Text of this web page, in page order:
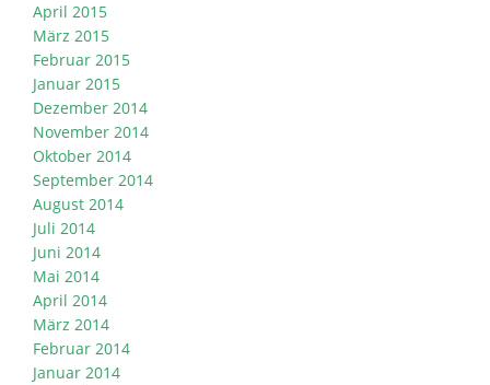
April 2015
März 2015
Februar 2015
Januar 2015
Dezember 2014
November 2014
Oktober 2014
September 2014
August 2014
Juli 2014
Juni 2014
Mai 2014
April 2014
März 2014
Februar 2014
Januar 2014